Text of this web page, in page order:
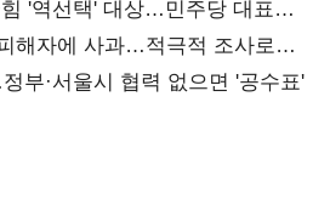
'역선택' 대상…민주당 대표로
해자에 사과…적극적 조사로
부·서울시 협력 없으면 '공수표'